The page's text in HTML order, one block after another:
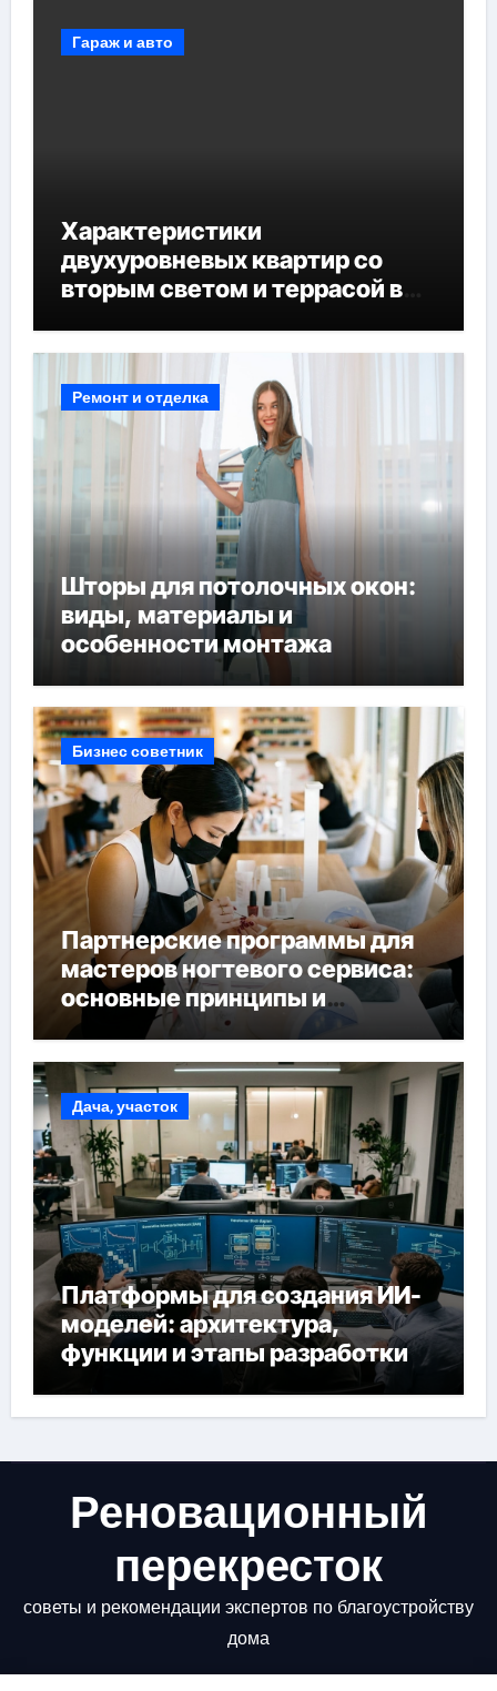
Гараж и авто
Характеристики
двухуровневых квартир со
вторым светом и террасой в
Ремонт и отделка
Шторы для потолочных окон:
виды, материалы и
особенности монтажа
Бизнес советник
Партнерские программы для
мастеров ногтевого сервиса:
основные принципы и
форматы участия
Дача, участок
Платформы для создания ИИ-
моделей: архитектура,
функции и этапы разработки
Реновационный
перекресток
советы и рекомендации экспертов по благоустройству
дома